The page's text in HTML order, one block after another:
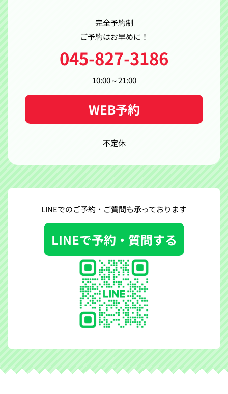
完全予約制
ご予約はお早めに！
045-827-3186
10:00～21:00
WEB予約
不定休
LINEでのご予約・ご質問も承っております
LINEで予約・質問する